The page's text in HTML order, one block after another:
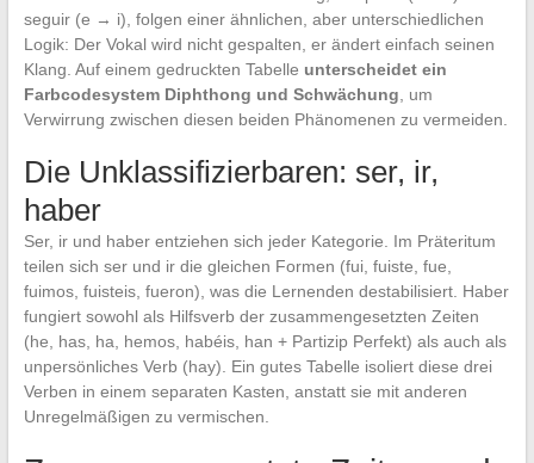
seguir (e → i), folgen einer ähnlichen, aber unterschiedlichen
Logik: Der Vokal wird nicht gespalten, er ändert einfach seinen
Klang. Auf einem gedruckten Tabelle unterscheidet ein
Farbcodesystem Diphthong und Schwächung , um
Verwirrung zwischen diesen beiden Phänomenen zu vermeiden.
Die Unklassifizierbaren: ser, ir,
haber
Ser, ir und haber entziehen sich jeder Kategorie. Im Präteritum
teilen sich ser und ir die gleichen Formen (fui, fuiste, fue,
fuimos, fuisteis, fueron), was die Lernenden destabilisiert. Haber
fungiert sowohl als Hilfsverb der zusammengesetzten Zeiten
(he, has, ha, hemos, habéis, han + Partizip Perfekt) als auch als
unpersönliches Verb (hay). Ein gutes Tabelle isoliert diese drei
Verben in einem separaten Kasten, anstatt sie mit anderen
Unregelmäßigen zu vermischen.